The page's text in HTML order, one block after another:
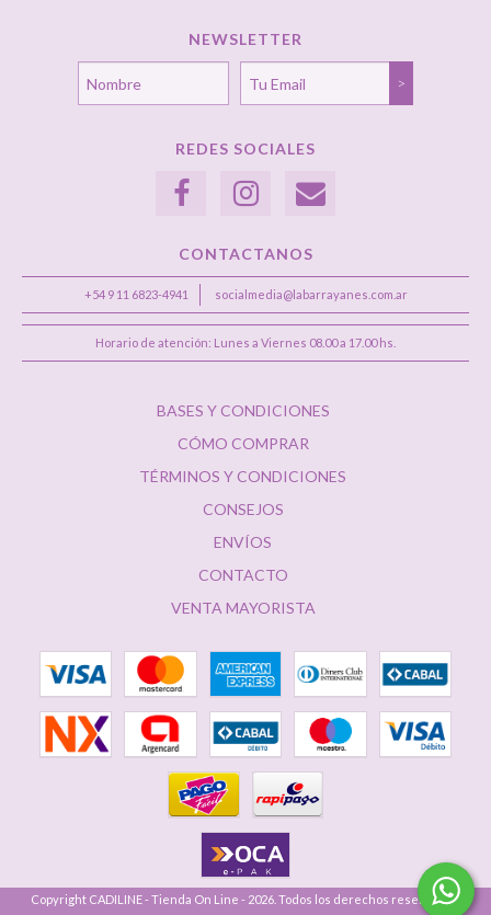
NEWSLETTER
REDES SOCIALES
CONTACTANOS
+54 9 11 6823-4941 socialmedia@labarrayanes.com.ar
Horario de atención: Lunes a Viernes 08.00 a 17.00 hs.
BASES Y CONDICIONES
CÓMO COMPRAR
TÉRMINOS Y CONDICIONES
CONSEJOS
ENVÍOS
CONTACTO
VENTA MAYORISTA
Copyright CADILINE - Tienda On Line - 2026. Todos los derechos reservados.